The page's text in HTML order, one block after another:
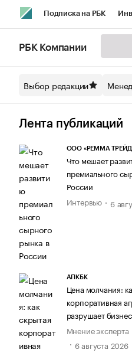
Подписка на РБК
Спецпроекты СПб
Технологии и медиа
РБК Компании
Выбор редакции
Лента публикаций
ООО «РЕММА
Что мешает
премиального
России
Интервью
6
АПКБК
Цена молчания:
корпоративная
разрушает бизнес
Мнение эксперта
6 августа 2026